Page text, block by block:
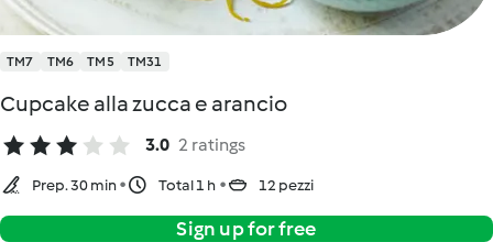
TM7 TM6 TM5 TM31
Cupcake alla zucca e arancio
3.0 2 ratings
Prep. 30 min Total 1 h 12 pezzi
Sign up for free